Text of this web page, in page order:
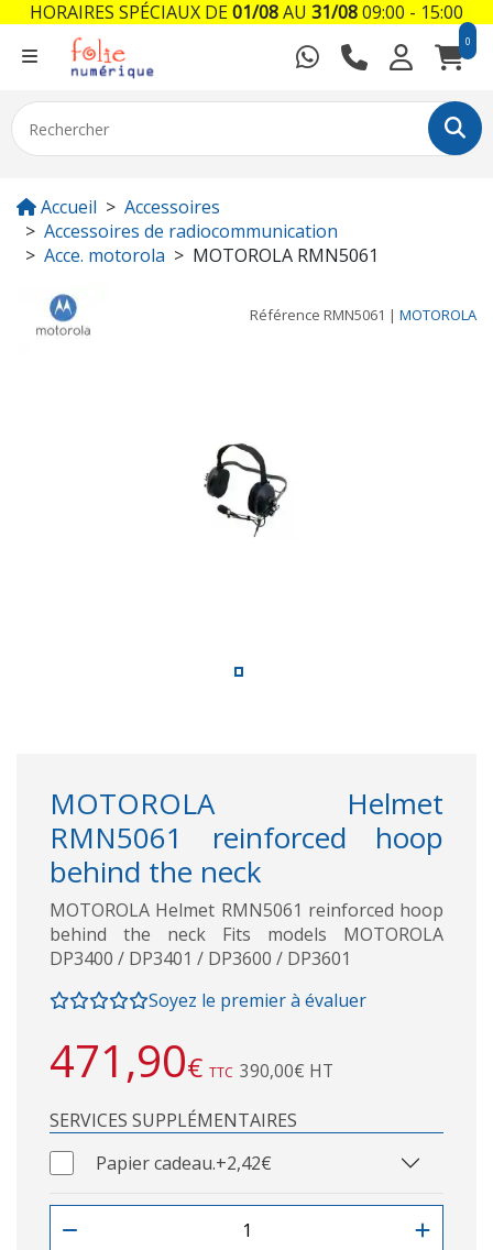
0
Accueil
Accessoires
Accessoires de radiocommunication
Acce. motorola
MOTOROLA RMN5061
Référence RMN5061 | MOTOROLA
MOTOROLA Helmet
RMN5061 reinforced hoop
behind the neck
MOTOROLA Helmet RMN5061 reinforced hoop
behind the neck Fits models MOTOROLA
DP3400 / DP3401 / DP3600 / DP3601
Soyez le premier à évaluer
471,90€ TTC 390,00€ HT
SERVICES SUPPLÉMENTAIRES
Papier cadeau.+2,42€
HORAIRES SPÉCIAUX DE01/08AU 31/0809:00 - 15:00